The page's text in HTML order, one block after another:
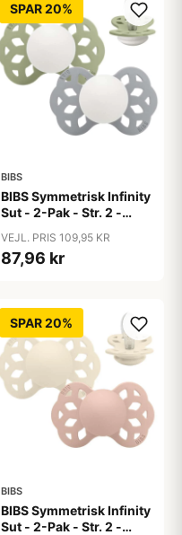
SPAR 20%
BIBS
BIBS Symmetrisk Infinity
Sut - 2-Pak - Str. 2 -
Sage/Cloud
VEJL. PRIS 109,95 KR
87,96 kr
SPAR 20%
BIBS
BIBS Symmetrisk Infinity
Sut - 2-Pak - Str. 2 -